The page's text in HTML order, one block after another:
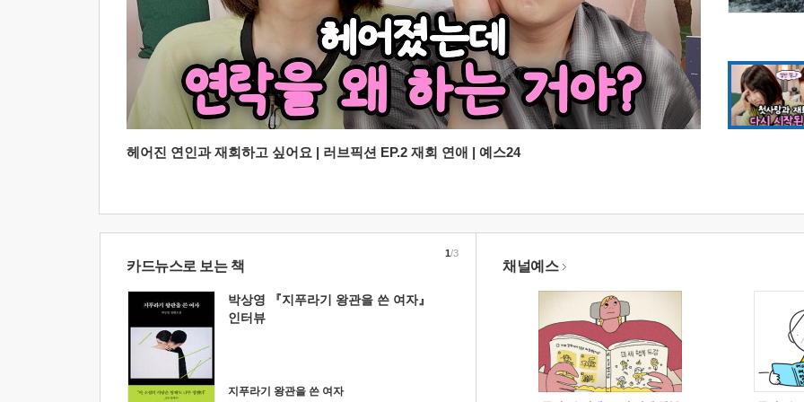
헤어진 연인과 재회하고 싶어요 | 러브픽션 EP.2 재회 연애 | 예스24
카드뉴스로 보는 책
박상영 『지푸라기 왕관을 쓴 여자』
인터뷰
지푸라기 왕관을 쓴 여자
1/3
채널예스